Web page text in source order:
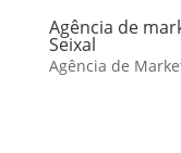
Agência de
Seixal
Agência de